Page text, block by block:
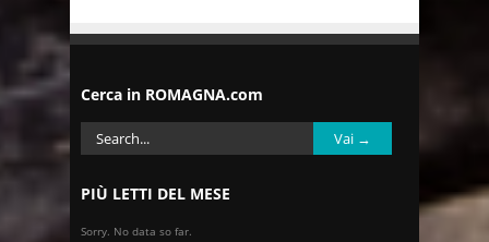
Cerca in ROMAGNA.com
PIÙ LETTI DEL MESE
Sorry. No data so far.